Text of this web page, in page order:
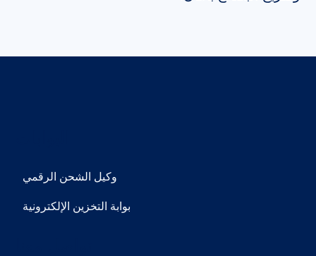
وكيل الشحن الرقمي
بوابة التخزين الإلكترونية